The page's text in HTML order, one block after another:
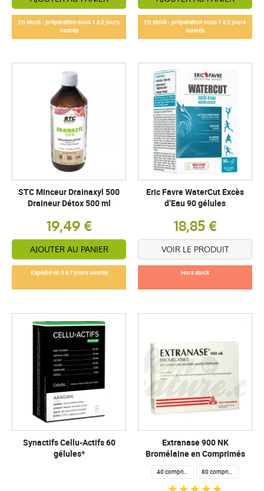
En stock - préparation sous 1 à 2 jours
ouvrés
En stock - préparation sous 1 à 2 jours
ouvrés
STC Minceur Drainaxyl 500
Draineur Détox 500 ml
19,49 €
AJOUTER AU PANIER
Expédié en 5 à 7 jours ouvrés
Eric Favre WaterCut Excès
d’Eau 90 gélules
18,85 €
VOIR LE PRODUIT
Hors stock
Synactifs Cellu-Actifs 60
gélules*
Extranase 900 NK
Bromélaine en Comprimés
40 comprimés 80 comprimés